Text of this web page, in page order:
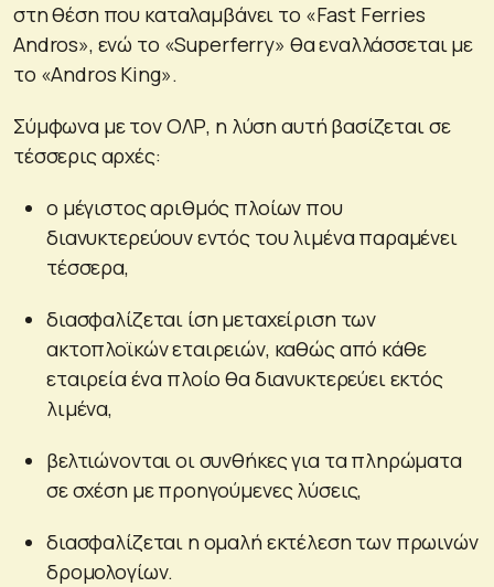
στη θέση που καταλαμβάνει το «Fast Ferries
Andros», ενώ το «Superferry» θα εναλλάσσεται με
το «Andros King».
Σύμφωνα με τον ΟΛΡ, η λύση αυτή βασίζεται σε
τέσσερις αρχές:
ο μέγιστος αριθμός πλοίων που
διανυκτερεύουν εντός του λιμένα παραμένει
τέσσερα,
διασφαλίζεται ίση μεταχείριση των
ακτοπλοϊκών εταιρειών, καθώς από κάθε
εταιρεία ένα πλοίο θα διανυκτερεύει εκτός
λιμένα,
βελτιώνονται οι συνθήκες για τα πληρώματα
σε σχέση με προηγούμενες λύσεις,
διασφαλίζεται η ομαλή εκτέλεση των πρωινών
δρομολογίων.